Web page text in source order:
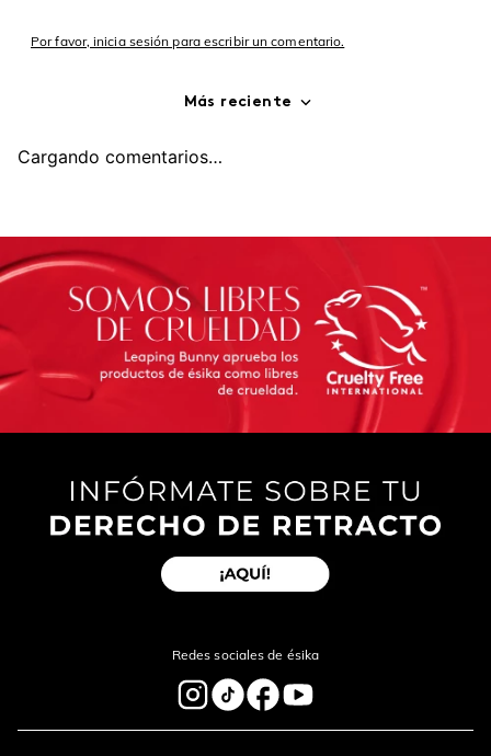
Por favor, inicia sesión para escribir un comentario.
Más reciente
Cargando comentarios…
Redes sociales de ésika